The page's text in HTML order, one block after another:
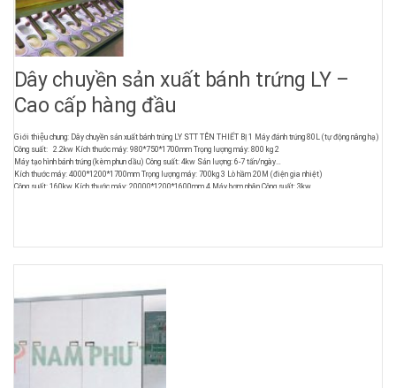
Dây chuyền sản xuất bánh trứng LY –
Cao cấp hàng đầu
Giới thiệu chung: Dây chuyền sản xuất bánh trứng LY STT TÊN THIẾT BỊ 1 Máy đánh trứng 80L (tự động nâng hạ)
Công suất: 2.2kw Kích thước máy: 980*750*1700mm Trọng lượng máy: 800 kg 2
Máy tạo hình bánh trứng (kèm phun dầu) Công suất: 4kw Sản lượng: 6-7 tấn/ngày
Kích thước máy: 4000*1200*1700mm Trọng lượng máy: 700kg 3 Lò hầm 20M (điện gia nhiệt)
Công suất: 160kw Kích thước máy: 20000*1200*1600mm 4 Máy bơm nhân Công suất: 3kw